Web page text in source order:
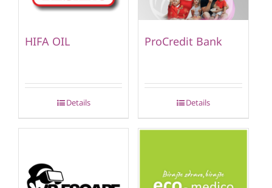
HIFA OIL
Details
ProCredit Bank
Details